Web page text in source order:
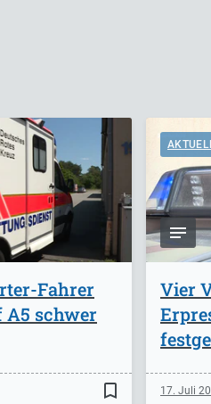
Fahrer
A5 schwer
bookmark_border
Vier
17. Juli